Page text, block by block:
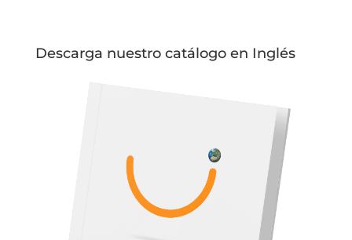
Descarga nuestro catálogo en Inglés